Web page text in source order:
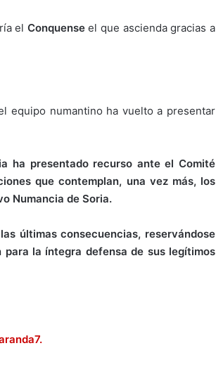
el Conquenseel que ascienda gracias a
equipo numantino ha vuelto a presentar
ha presentado recurso ante el Comité
que contemplan, una vez más, los
Numancia de Soria.
últimas consecuencias, reservándose
la íntegra defensa de sus legítimos